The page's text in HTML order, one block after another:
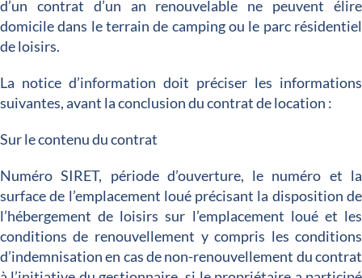
d’un contrat d’un an renouvelable ne peuvent élire
domicile dans le terrain de camping ou le parc résidentiel
de loisirs.
La notice d’information doit préciser les informations
suivantes, avant la conclusion du contrat de location :
Sur le contenu du contrat
Numéro SIRET, période d’ouverture, le numéro et la
surface de l’emplacement loué précisant la disposition de
l’hébergement de loisirs sur l’emplacement loué et les
conditions de renouvellement y compris les conditions
d’indemnisation en cas de non-renouvellement du contrat